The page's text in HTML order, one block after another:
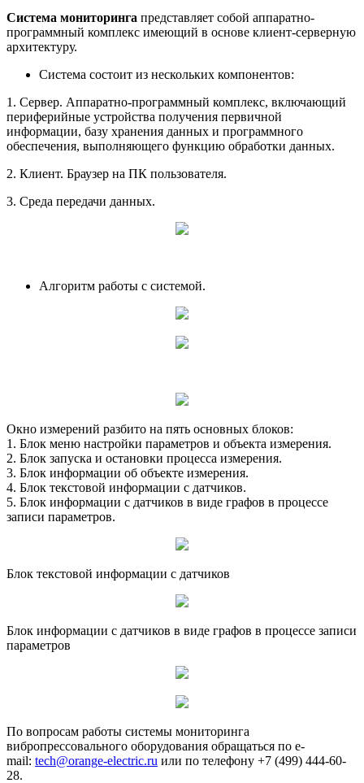
Система мониторинга представляет собой аппаратно-
программный комплекс имеющий в основе клиент-серверную
архитектуру.
Система состоит из нескольких компонентов:
1. Сервер. Аппаратно-программный комплекс, включающий
периферийные устройства получения первичной
информации, базу хранения данных и программного
обеспечения, выполняющего функцию обработки данных.
2. Клиент. Браузер на ПК пользователя.
3. Среда передачи данных.
Алгоритм работы с системой.
Окно измерений разбито на пять основных блоков:
1. Блок меню настройки параметров и объекта измерения.
2. Блок запуска и остановки процесса измерения.
3. Блок информации об объекте измерения.
4. Блок текстовой информации с датчиков.
5. Блок информации с датчиков в виде графов в процессе
записи параметров.
Блок текстовой информации с датчиков
Блок информации с датчиков в виде графов в процессе записи
параметров
По вопросам работы системы мониторинга
вибропрессовального оборудования обращаться по e-
mail: tech@orange-electric.ru или по телефону +7 (499) 444-60-
28.